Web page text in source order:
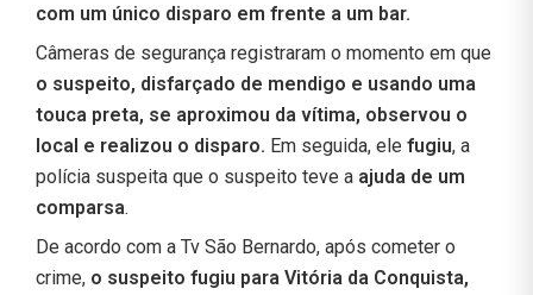
com um único disparo em frente a um bar.
Câmeras de segurança registraram o momento em que
o suspeito, disfarçado de mendigo e usando uma
touca preta, se aproximou da vítima, observou o
local e realizou o disparo. Em seguida, ele fugiu, a
polícia suspeita que o suspeito teve a ajuda de um
comparsa.
De acordo com a Tv São Bernardo, após cometer o
crime, o suspeito fugiu para Vitória da Conquista,